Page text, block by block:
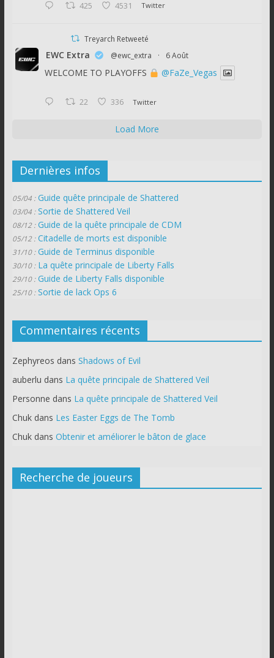
425 4531 Twitter
Treyarch Retweeté
EWC Extra @ewc_extra · 6 Août
WELCOME TO PLAYOFFS @FaZe_Vegas
22 336 Twitter
Load More
Dernières infos
05/04 : Guide quête principale de Shattered
03/04 : Sortie de Shattered Veil
08/12 : Guide de la quête principale de CDM
05/12 : Citadelle de morts est disponible
31/10 : Guide de Terminus disponible
30/10 : La quête principale de Liberty Falls
29/10 : Guide de Liberty Falls disponible
25/10 : Sortie de lack Ops 6
Commentaires récents
Zephyreos dans Shadows of Evil
auberlu dans La quête principale de Shattered Veil
Personne dans La quête principale de Shattered Veil
Chukdans Les Easter Eggs de The Tomb
Chukdans Obtenir et améliorer le bâton de glace
Recherche de joueurs